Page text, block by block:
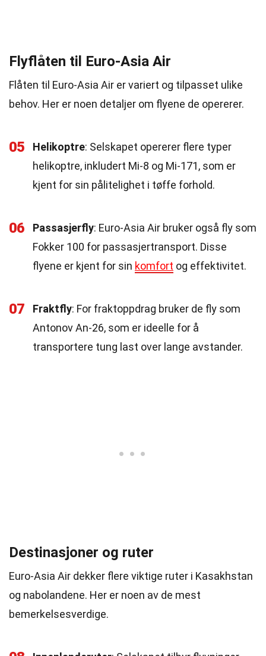
Flyflåten til Euro-Asia Air
Flåten til Euro-Asia Air er variert og tilpasset ulike
behov. Her er noen detaljer om flyene de opererer.
05 Helikoptre: Selskapet opererer flere typer
helikoptre, inkludert Mi-8 og Mi-171, som er
kjent for sin pålitelighet i tøffe forhold.
06 Passasjerfly: Euro-Asia Air bruker også fly som
Fokker 100 for passasjertransport. Disse
flyene er kjent for sin komfort og effektivitet.
07 Fraktfly: For fraktoppdrag bruker de fly som
Antonov An-26, som er ideelle for å
transportere tung last over lange avstander.
Destinasjoner og ruter
Euro-Asia Air dekker flere viktige ruter i Kasakhstan
og nabolandene. Her er noen av de mest
bemerkelsesverdige.